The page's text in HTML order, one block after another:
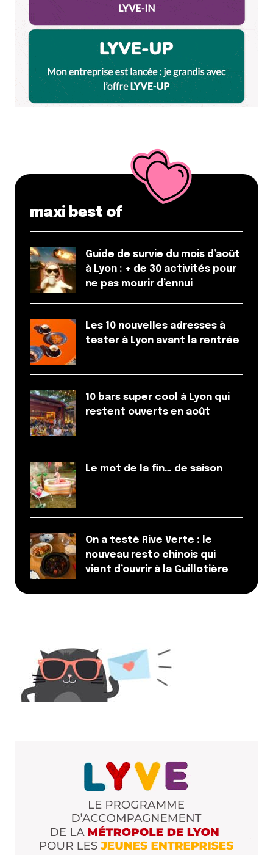
navigateur pour mon prochain commentaire.
Et bim !
maxi best of
Guide de survie du mois d’août
à Lyon : + de 30 activités pour
ne pas mourir d’ennui
Les 10 nouvelles adresses à
tester à Lyon avant la rentrée
10 bars super cool à Lyon qui
restent ouverts en août
Le mot de la fin… de saison
On a testé Rive Verte : le
nouveau resto chinois qui
vient d’ouvrir à la Guillotière